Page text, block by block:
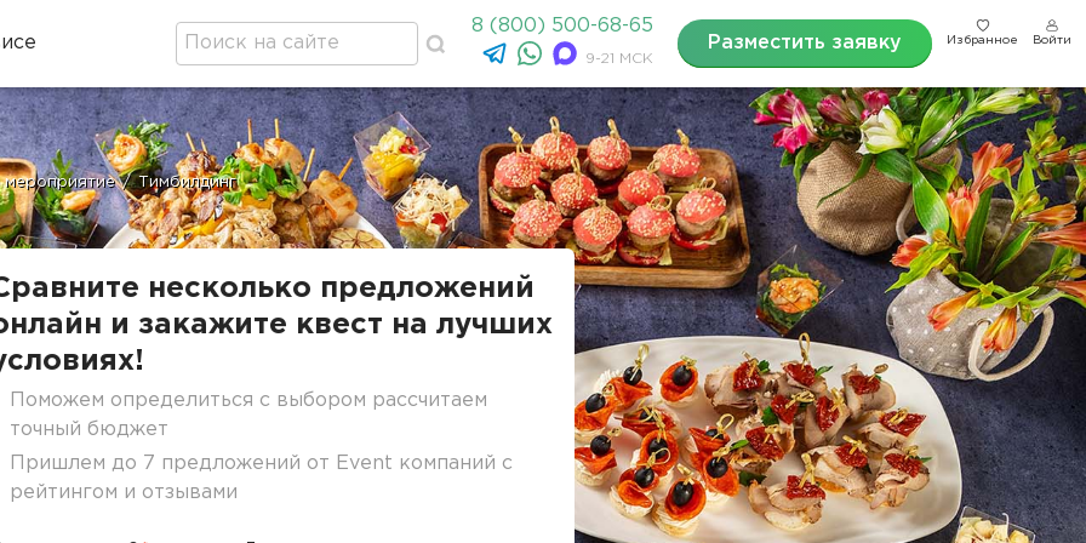
8 (800) 500-68-65
9-21 МСК
Разместить заявку Избранное Войти
мероприятие / Тимбилдинг
несколько предложений
и закажите квест на лучших
Поможем определиться с выбором рассчитаем
точный бюджет
Пришлем до 7 предложений от Event компаний с
рейтингом и отзывами